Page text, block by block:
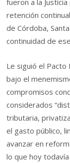
retención
de Córdoba,
continuidad de
Le siguió el
bajo el
compromisos
considerados
tributaria,
el gasto público,
avanzar en
lo que hoy